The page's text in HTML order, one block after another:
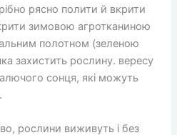
рясно полити й вкрити
зимовою агротканиною
полотном (зеленою
захистить рослину. вересу
сонця, які можуть
рослини виживуть і без